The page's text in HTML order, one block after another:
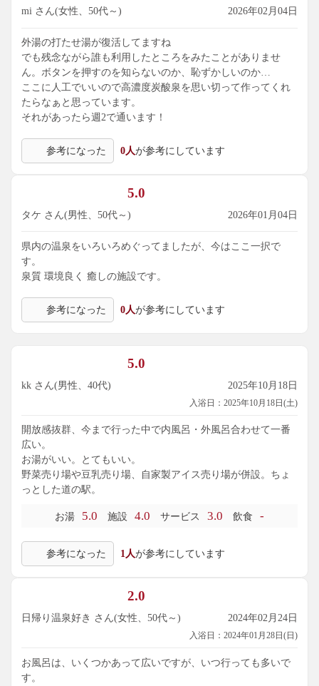
mi さん(女性、50代～) 2026年02月04日
外湯の打たせ湯が復活してますね
でも残念ながら誰も利用したところをみたことがありませ
ん。ボタンを押すのを知らないのか、恥ずかしいのか…
ここに人工でいいので高濃度炭酸泉を思い切って作ってくれ
たらなぁと思っています。
それがあったら週2で通います！
参考になった 0人が参考にしています
5.0
タケ さん(男性、50代～) 2026年01月04日
県内の温泉をいろいろめぐってましたが、今はここ一択で
す。
泉質 環境良く 癒しの施設です。
参考になった 0人が参考にしています
5.0
kk さん(男性、40代) 2025年10月18日
入浴日：2025年10月18日(土)
開放感抜群、今まで行った中で内風呂・外風呂合わせて一番
広い。
お湯がいい。とてもいい。
野菜売り場や豆乳売り場、自家製アイス売り場が併設。ちょ
っとした道の駅。
お湯 5.0 施設 4.0 サービス 3.0 飲食 -
参考になった 1人が参考にしています
2.0
日帰り温泉好き さん(女性、50代～) 2024年02月24日
入浴日：2024年01月28日(日)
お風呂は、いくつかあって広いですが、いつ行っても多いで
す。